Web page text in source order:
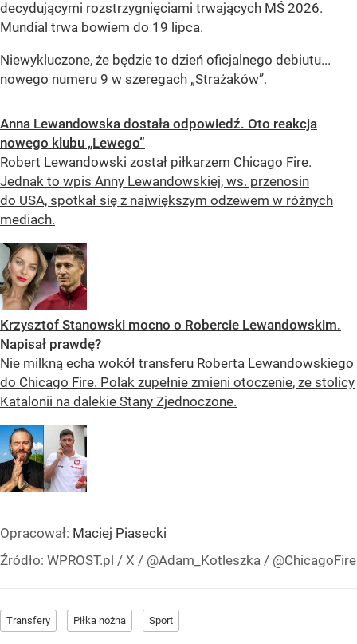
decydującymi rozstrzygnięciami trwających MŚ 2026.
Mundial trwa bowiem do 19 lipca.
Niewykluczone, że będzie to dzień oficjalnego debiutu...
nowego numeru 9 w szeregach „Strażaków”.
Anna Lewandowska dostała odpowiedź. Oto reakcja
nowego klubu „Lewego”
Robert Lewandowski został piłkarzem Chicago Fire.
Jednak to wpis Anny Lewandowskiej, ws. przenosin
do USA, spotkał się z największym odzewem w różnych
mediach.
Krzysztof Stanowski mocno o Robercie Lewandowskim.
Napisał prawdę?
Nie milkną echa wokół transferu Roberta Lewandowskiego
do Chicago Fire. Polak zupełnie zmieni otoczenie, ze stolicy
Katalonii na dalekie Stany Zjednoczone.
Opracował: Maciej Piasecki
Źródło: WPROST.pl / X / @Adam_Kotleszka / @ChicagoFire
Transfery Piłka nożna Sport